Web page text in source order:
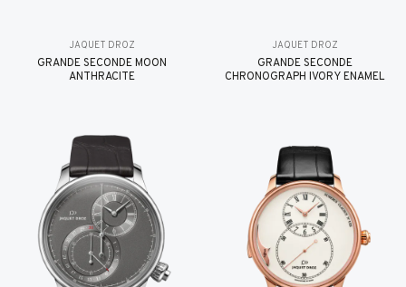
JAQUET DROZ
GRANDE SECONDE MOON
ANTHRACITE
JAQUET DROZ
GRANDE SECONDE
CHRONOGRAPH IVORY ENAMEL